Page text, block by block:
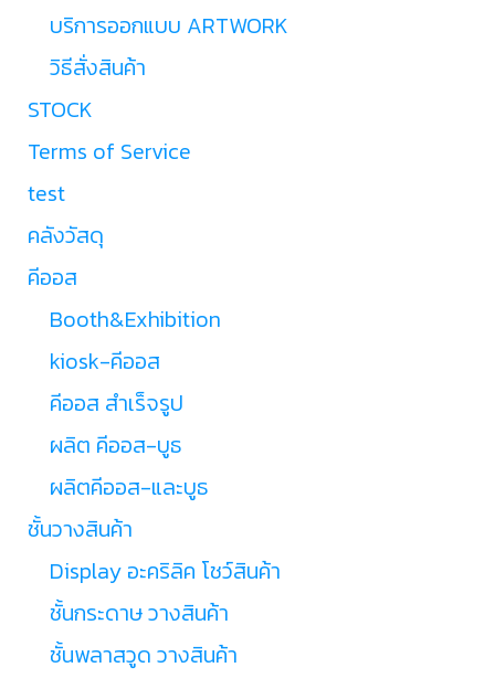
บริการออกแบบ ARTWORK
วิธีสั่งสินค้า
STOCK
Terms of Service
test
คลังวัสดุ
คีออส
Booth&Exhibition
kiosk-คีออส
คีออส สำเร็จรูป
ผลิต คีออส-บูธ
ผลิตคีออส-และบูธ
ชั้นวางสินค้า
Display อะคริลิค โชว์สินค้า
ชั้นกระดาษ วางสินค้า
ชั้นพลาสวูด วางสินค้า